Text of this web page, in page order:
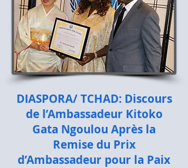
DIASPORA/ TCHAD: Discours
de l’Ambassadeur Kitoko
Gata Ngoulou Après la
Remise du Prix
d’Ambassadeur pour la Paix